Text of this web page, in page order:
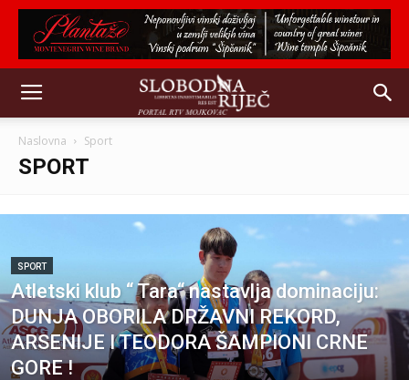
Naslovna Sport
SPORT
SPORT
Atletski klub “ Tara“ nastavlja dominaciju:
DUNJA OBORILA DRŽAVNI REKORD,
ARSENIJE I TEODORA ŠAMPIONI CRNE
GORE !